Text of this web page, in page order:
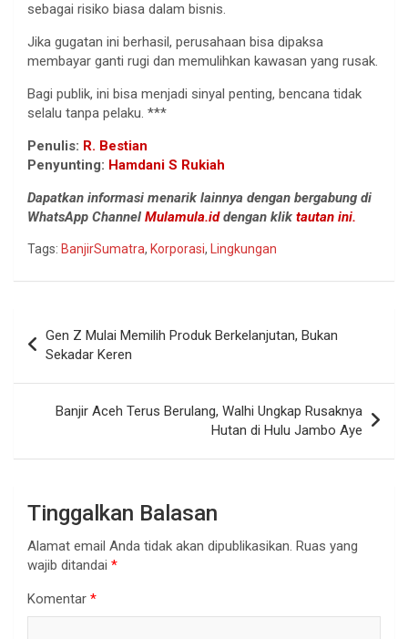
sebagai risiko biasa dalam bisnis.
Jika gugatan ini berhasil, perusahaan bisa dipaksa
membayar ganti rugi dan memulihkan kawasan yang rusak.
Bagi publik, ini bisa menjadi sinyal penting, bencana tidak
selalu tanpa pelaku. ***
Penulis: R. Bestian
Penyunting: Hamdani S Rukiah
Dapatkan informasi menarik lainnya dengan bergabung di
WhatsApp Channel Mulamula.iddengan klik tautan ini.
Tags: BanjirSumatra, Korporasi, Lingkungan
pos
Gen Z Mulai Memilih Produk Berkelanjutan, Bukan
Sekadar Keren
Banjir Aceh Terus Berulang, Walhi Ungkap Rusaknya
Hutan di Hulu Jambo Aye
Tinggalkan Balasan
Alamat email Anda tidak akan dipublikasikan. Ruas yang
wajib ditandai *
Komentar *